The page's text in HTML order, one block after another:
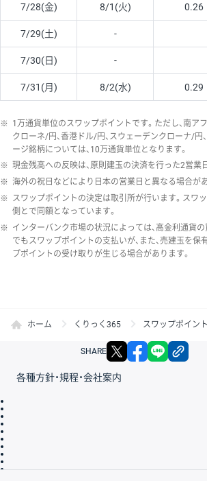
7/28(金) 8/1(火) 0.26
7/29(土) -
7/30(日) -
7/31(月) 8/2(水) 0.29
※ 1万通貨単位のスワップポイントです。ただし、南ア
クローネ/円、香港ドル/円、スウェーデンクローナ/円
ージ銘柄については、10万通貨単位となります。
※ 現金残高への反映は、原則建玉の決済を行った2営業
※ 海外の祝日などにより日本の営業日と異なる場合があ
※ スワップポイントの決定は取引所が行います。スワ
側とで同額となっています。
※ インターバンク市場の状況によっては、高金利通貨
でもスワップポイントの支払いが、また、売建玉を保
プポイントの受け取りが生じる場合があります。
ホーム くりっく365 スワップポイン
SHARE X facebook
各種方針・規程・会社案内
会社案内